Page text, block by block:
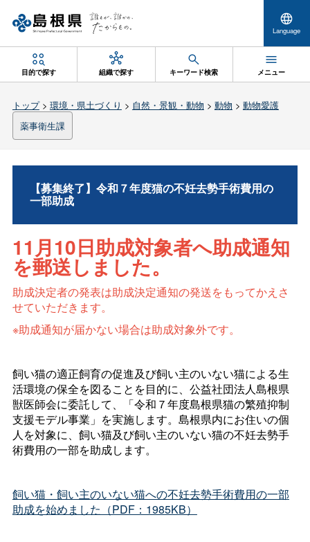
Language
目的で探す 組織で探す キーワード検索 メニュー
トップ> 環境・県土づくり > 自然・景観・動物 > 動物 > 動物愛護
薬事衛生課
【募集終了】令和７年度猫の不妊去勢手術費用の
一部助成
11月10日助成対象者へ助成通知
を郵送しました。
助成決定者の発表は助成決定通知の発送をもってかえさ
せていただきます。
※助成通知が届かない場合は助成対象外です。
飼い猫の適正飼育の促進及び飼い主のいない猫による生
活環境の保全を図ることを目的に、公益社団法人島根県
獣医師会に委託して、「令和７年度島根県猫の繁殖抑制
支援モデル事業」を実施します。島根県内にお住いの個
人を対象に、飼い猫及び飼い主のいない猫の不妊去勢手
術費用の一部を助成します。
飼い猫・飼い主のいない猫への不妊去勢手術費用の一部
助成を始めました（PDF：1985KB）